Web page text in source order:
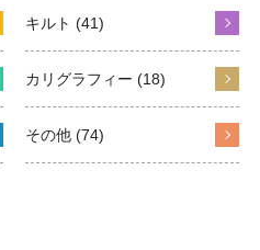
キルト (41)
カリグラフィー (18)
その他 (74)